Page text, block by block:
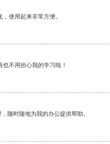
使用起来非常方便。
不用担心我的学习啦！
随时随地为我的办公提供帮助。